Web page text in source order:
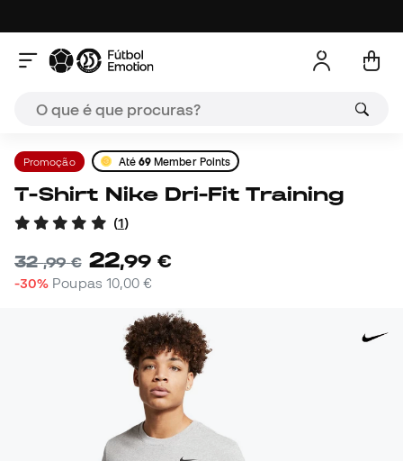
Promoção Até 69 Member Points
T-Shirt Nike Dri-Fit Training
(1)
32,99 € 22,99 €
-30% Poupas 10,00 €